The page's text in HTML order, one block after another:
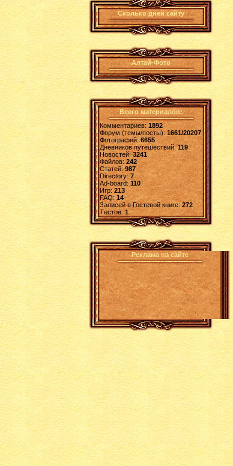
Сколько дней сайту
Алтай-Фото
Всего материалов:
Комментариев: 1892
Форум (темы/посты):1661/20207
Фотографий:6655
Дневников путешествий:119
Новостей:3241
Файлов: 242
Статей:987
Directory: 7
Ad-board:110
Игр: 213
FAQ:14
Записей в Гостевой книге:272
Tестов: 1
Реклама на сайте